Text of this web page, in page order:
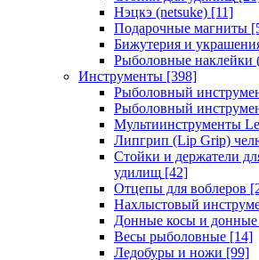
Нэцкэ (netsuke) [11]
Подарочные магниты
Бижутерия и
Рыболовные наклейки
Инструменты [398]
Рыболовный
Рыболовный
Мультиинструменты
Липгрип (Lip Grip)
Стойки и держатели
удилищ [42]
Отцепы для воблеров
Нахлыстовый
Донные косы и донные
Весы рыболовные [14]
Ледобуры и ножи [99]